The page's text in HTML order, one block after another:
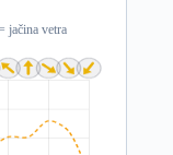
jačina vetra